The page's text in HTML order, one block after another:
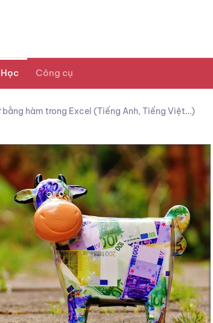
Công cụ
hàm trong Excel (Tiếng Anh, Tiếng Việt…)